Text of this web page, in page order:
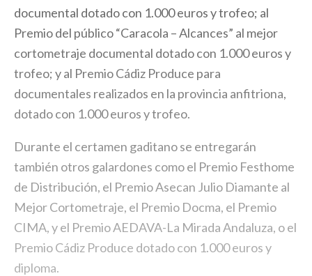
documental dotado con 1.000 euros y trofeo; al
Premio del público “Caracola – Alcances” al mejor
cortometraje documental dotado con 1.000 euros y
trofeo; y al Premio Cádiz Produce para
documentales realizados en la provincia anfitriona,
dotado con 1.000 euros y trofeo.
Durante el certamen gaditano se entregarán
también otros galardones como el Premio Festhome
de Distribución, el Premio Asecan Julio Diamante al
Mejor Cortometraje, el Premio Docma, el Premio
CIMA, y el Premio AEDAVA-La Mirada Andaluza, o el
Premio Cádiz Produce dotado con 1.000 euros y
diploma.